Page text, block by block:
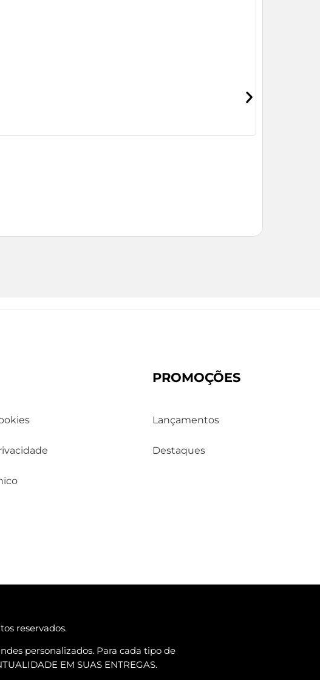
PROMOÇÕES
Lançamentos
Destaques
reservados.
personalizados. Para cada tipo de
EM SUAS ENTREGAS.